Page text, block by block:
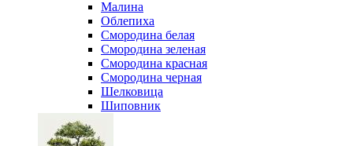
Малина
Облепиха
Смородина белая
Смородина зеленая
Смородина красная
Смородина черная
Шелковица
Шиповник